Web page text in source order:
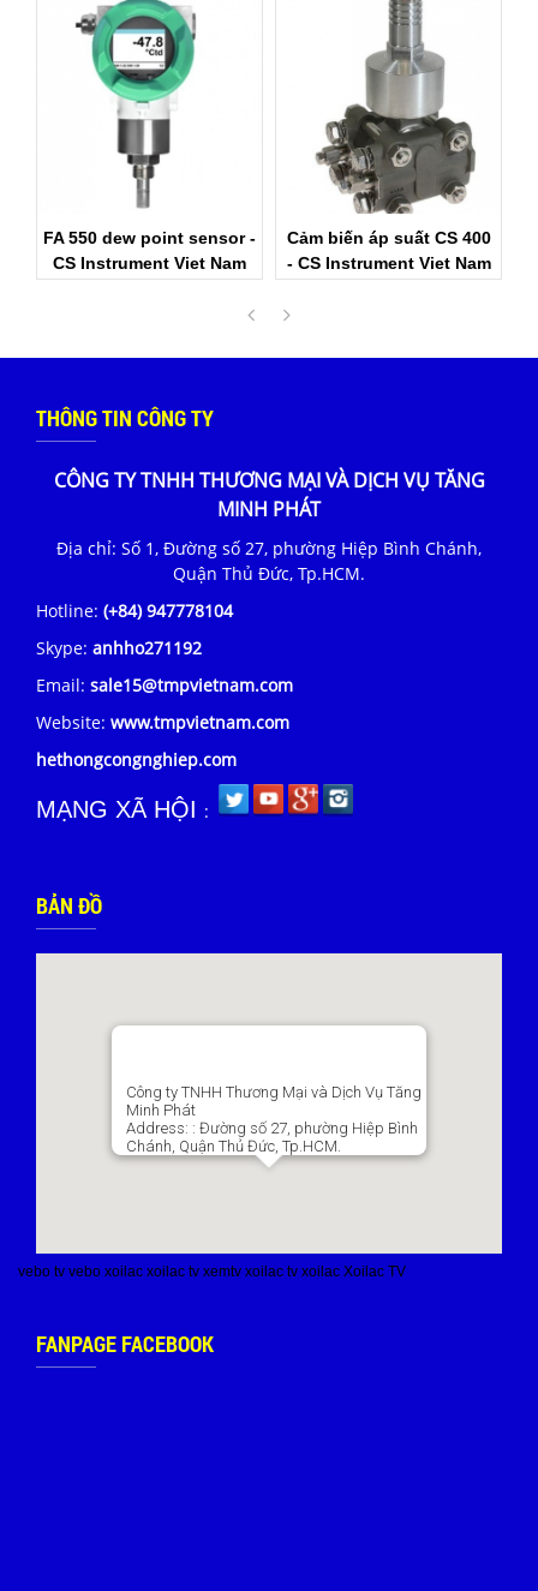
Cảm biến áp suất CS 400
- CS Instrument Viet Nam
Cảm biến áp suất CS - CS
Instrument Viet Nam
THÔNG TIN CÔNG TY
CÔNG TY TNHH THƯƠNG MẠI VÀ DỊCH VỤ TĂNG
MINH PHÁT
Địa chỉ: Số 1, Đường số 27, phường Hiệp Bình Chánh,
Quận Thủ Đức, Tp.HCM.
Hotline: (+84) 947778104
Skype: anhho271192
Email: sale15@tmpvietnam.com
Website: www.tmpvietnam.com
hethongcongnghiep.com
MẠNG XÃ HỘI :
BẢN ĐỒ
Công ty TNHH Thương Mại và Dịch Vụ Tăng
Minh Phát
Address: : Đường số 27, phường Hiệp Bình
Chánh, Quận Thủ Đức, Tp.HCM.
vebo tv vebo xoilac xoilac tv xemtv xoilac tv xoilac Xoilac TV
FANPAGE FACEBOOK